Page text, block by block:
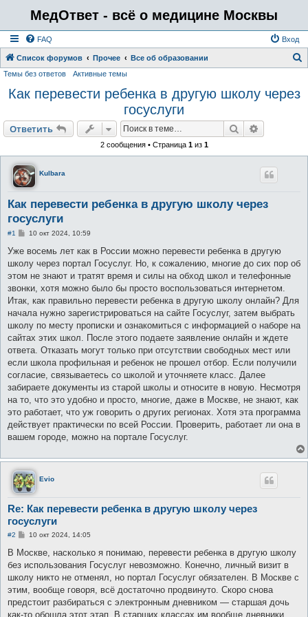
МедОтвет - всё о медицине Москвы
FAQ Вход
Список форумов Прочее Все об образовании
Темы без ответов Активные темы
Как перевести ребенка в другую школу через
госуслуги
Ответить Поиск
2 сообщения • Страница 1из 1
Kulbara
Как перевести ребенка в другую школу через
госуслуги
#1
С
о
щ
е
и
е
10 окт 2024, 10:59
Уже восемь лет как в России можно перевести ребенка в другую
школу через портал Госуслуг. Но, к сожалению, многие до сих пор об
этом не знают и тратят время и силы на обход школ и телефонные
звонки, хотя можно было бы просто воспользоваться интернетом.
Итак, как правильно перевести ребенка в другую школу онлайн? Для
начала нужно зарегистрироваться на сайте Госуслуг, затем выбрать
школу по месту прописки и ознакомиться с информацией о наборе на
сайтах этих школ. После этого подаете заявление онлайн и ждете
ответа. Отказать могут только при отсутствии свободных мест или
если школа профильная и ребенок не прошел отбор. Если получили
согласие, связываетесь со школой и уточняете класс. Далее
забираете документы из старой школы и относите в новую. Несмотря
на то, что это удобно и просто, многие, даже в Москве, не знают, как
это работает, что уж говорить о других регионах. Хотя эта программа
действует практически по всей России. Проверить, работает ли она в
вашем городе, можно на портале Госуслуг.
Evio
Re: Как перевести ребенка в другую школу через
госуслуги
#2
С
о
щ
е
н
и
е
10 окт 2024, 14:05
В Москве, насколько я понимаю, перевести ребенка в другую школу
без использования Госуслуг невозможно. Конечно, личный визит в
школу никто не отменял, но портал Госуслуг обязателен. В Москве с
этим, вообще говоря, всё достаточно продвинуто. Скоро снова
предстоит разбираться с электронным дневником — старшая дочь
как-то обошла этот этап. В старших классах им вообще дневники